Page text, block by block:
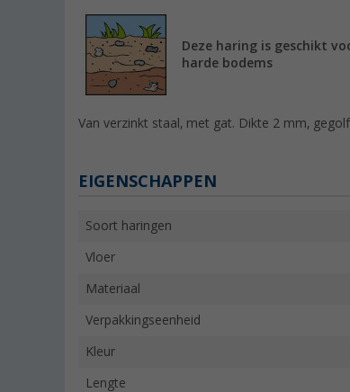
Deze haring is geschikt
harde bodems
Van verzinkt staal, met gat. Dikte 2 mm,
EIGENSCHAPPEN
Soort haringen
Vloer
Materiaal
Verpakkingseenheid
Kleur
Lengte